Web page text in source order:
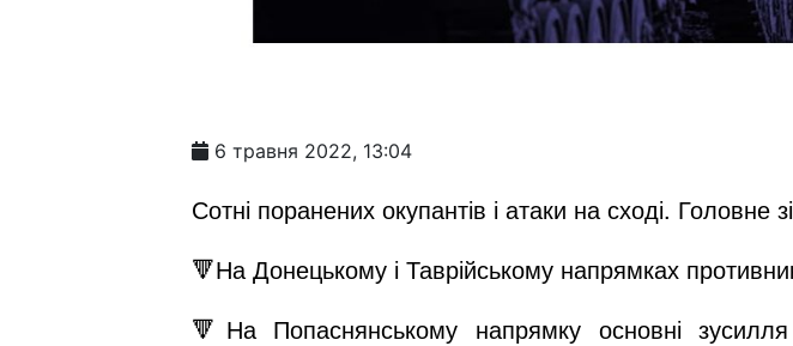
6 травня 2022, 13:04
Сотні поранених окупантів і атаки на сході. Головне
🔻На Донецькому і Таврійському напрямках
🔻На Попаснянському напрямку основні